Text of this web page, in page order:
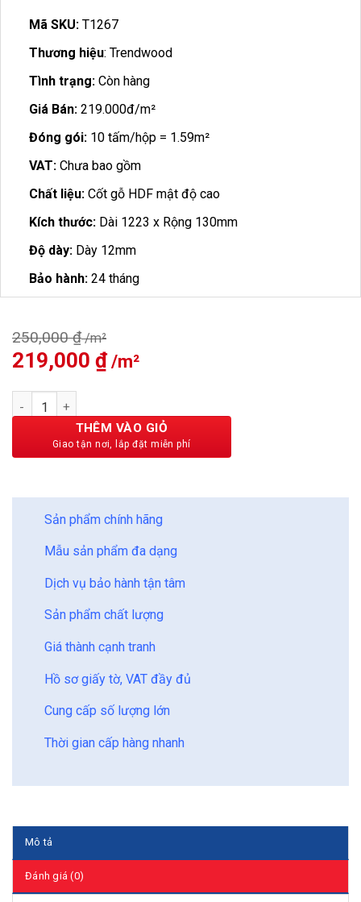
Mã SKU: T1267
Thương hiệu: Trendwood
Tình trạng: Còn hàng
Giá Bán: 219.000đ/m²
Đóng gói: 10 tấm/hộp = 1.59m²
VAT: Chưa bao gồm
Chất liệu: Cốt gỗ HDF mật độ cao
Kích thước: Dài 1223 x Rộng 130mm
Độ dày: Dày 12mm
Bảo hành: 24 tháng
250,000₫
Giá
gốc
là:
250,000 ₫.
219,000 ₫
219,000 ₫.
Sàn Gỗ Trendwood 12mm T1267 số lượng
THÊM VÀO GIỎ
Sản phẩm chính hãng
Mẫu sản phẩm đa dạng
Dịch vụ bảo hành tận tâm
Sản phẩm chất lượng
Giá thành cạnh tranh
Hồ sơ giấy tờ, VAT đầy đủ
Cung cấp số lượng lớn
Thời gian cấp hàng nhanh
Mô tả
Đánh giá (0)